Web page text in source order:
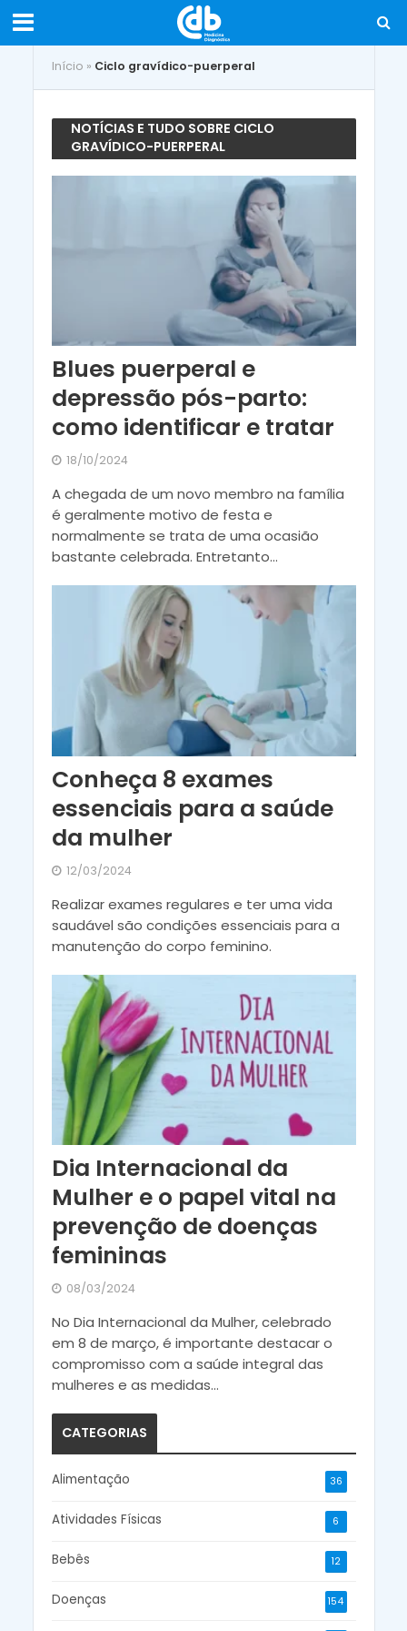
Início » Ciclo gravídico-puerperal
NOTÍCIAS E TUDO SOBRE CICLO
GRAVÍDICO-PUERPERAL
Blues puerperal e
depressão pós-parto:
como identificar e tratar
18/10/2024
A chegada de um novo membro na família
é geralmente motivo de festa e
normalmente se trata de uma ocasião
bastante celebrada. Entretanto...
Conheça 8 exames
essenciais para a saúde
da mulher
12/03/2024
Realizar exames regulares e ter uma vida
saudável são condições essenciais para a
manutenção do corpo feminino.
Dia Internacional da
Mulher e o papel vital na
prevenção de doenças
femininas
08/03/2024
No Dia Internacional da Mulher, celebrado
em 8 de março, é importante destacar o
compromisso com a saúde integral das
mulheres e as medidas...
CATEGORIAS
Alimentação 36
Atividades Físicas 6
Bebês 12
Doenças 154